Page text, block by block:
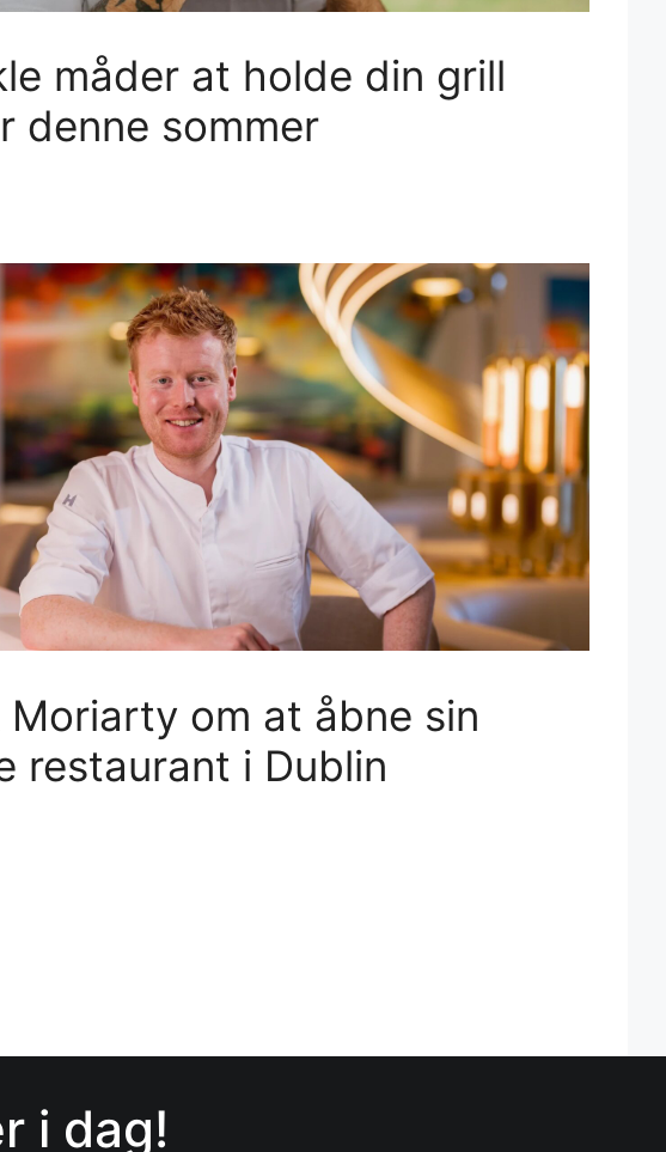
måder at holde din grill
denne sommer
Moriarty om at åbne sin
restaurant i Dublin
i dag!